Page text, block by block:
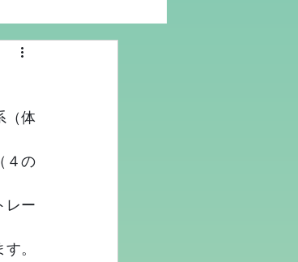
（体
４の
レー
。